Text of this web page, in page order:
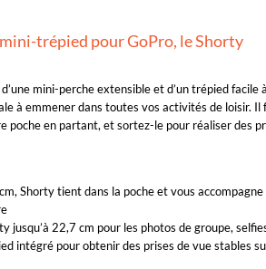
trépied pour GoPro, le Shorty
mini-perche extensible et d’un trépied
à emmener dans toutes vos activités de loisir.
poche en partant, et sortez-le pour réaliser des
Shorty tient dans la poche et vous
jusqu’à 22,7 cm pour les photos de groupe,
intégré pour obtenir des prises de vue stables